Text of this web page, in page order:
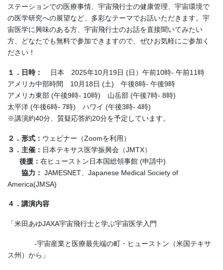
ステーションでの医療事情、宇宙飛行士の健康管理、宇宙環境で
の医学研究への展望など、多彩なテーマでお話いただきます。宇
宙医学に興味のある方、宇宙飛行士のお話を直接聞いてみたい
方、どなたでも無料で参加できますので、ぜひお気軽にご参加く
ださい！
１．日時：
日本 2025年10月19日 (日）午前10時- 午前11時
アメリカ中部時間 10月18日 (土) 午後8時- 午後9時
アメリカ東部 (午後9時- 10時) 山岳部 (午後7時- 8時)
太平洋 (午後6時- 7時) ハワイ (午後3時- 4時)
※講演約40分、質疑応答約20分を予定しています。
２．形式： ウェビナー（Zoomを利用）
３．主催： 日本テキサス医学振興会（JMTX）
後援： 在ヒューストン日本国総領事館 (申請中)
協力： JAMESNET、Japanese Medical Society of
America(JMSA)
４．講演内容
「米田あゆJAXA宇宙飛行士と学ぶ宇宙医学入門
-宇宙産業と医療最先端の町・ヒューストン（米国テキサ
ス州）から」